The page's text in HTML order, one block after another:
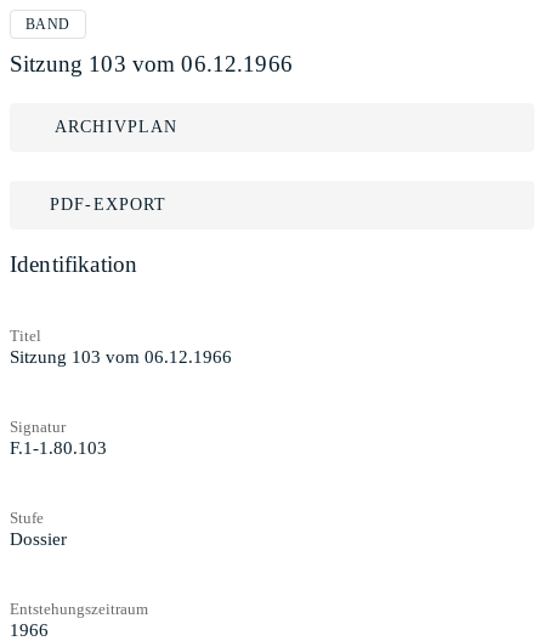
BAND
Sitzung 103 vom 06.12.1966
ARCHIVPLAN
PDF-EXPORT
Identifikation
Titel
Sitzung 103 vom 06.12.1966
Signatur
F.1-1.80.103
Stufe
Dossier
Entstehungszeitraum
1966